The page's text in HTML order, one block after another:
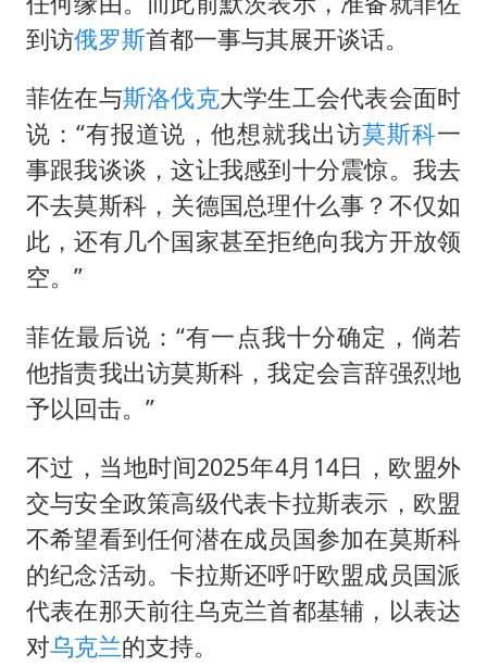
到访俄罗斯首都一事与其展开谈话。
菲佐在与斯洛伐克大学生工会代表会面时
说：“有报道说，他想就我出访莫斯科一
事跟我谈谈，这让我感到十分震惊。我去
不去莫斯科，关德国总理什么事？不仅如
此，还有几个国家甚至拒绝向我方开放领
空。”
菲佐最后说：“有一点我十分确定，倘若
他指责我出访莫斯科，我定会言辞强烈地
予以回击。”
不过，当地时间2025年4月14日，欧盟外
交与安全政策高级代表卡拉斯表示，欧盟
不希望看到任何潜在成员国参加在莫斯科
的纪念活动。卡拉斯还呼吁欧盟成员国派
代表在那天前往乌克兰首都基辅，以表达
对乌克兰的支持。